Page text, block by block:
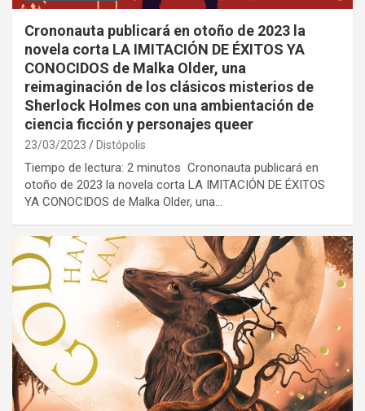
Crononauta publicará en otoño de 2023 la
novela corta LA IMITACIÓN DE ÉXITOS YA
CONOCIDOS de Malka Older, una
reimaginación de los clásicos misterios de
Sherlock Holmes con una ambientación de
ciencia ficción y personajes queer
23/03/2023 Distópolis
Tiempo de lectura: 2 minutos Crononauta publicará en
otoño de 2023 la novela corta LA IMITACIÓN DE ÉXITOS
YA CONOCIDOS de Malka Older, una…